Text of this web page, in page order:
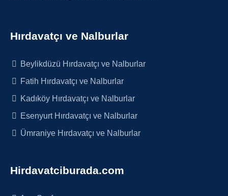
Hırdavatçı ve Nalburlar
Beylikdüzü Hırdavatçı ve Nalburlar
Fatih Hırdavatçı ve Nalburlar
Kadıköy Hırdavatçı ve Nalburlar
Esenyurt Hırdavatçı ve Nalburlar
Ümraniye Hırdavatçı ve Nalburlar
Hirdavatciburada.com